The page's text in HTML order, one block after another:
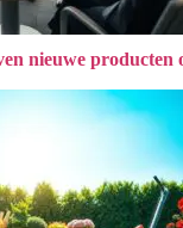
nieuwe producten